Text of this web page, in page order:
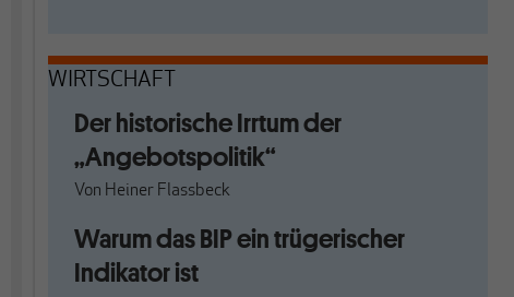
WIRTSCHAFT
Der historische Irrtum der
„Angebotspolitik“
Von Heiner Flassbeck
Warum das BIP ein trügerischer
Indikator ist